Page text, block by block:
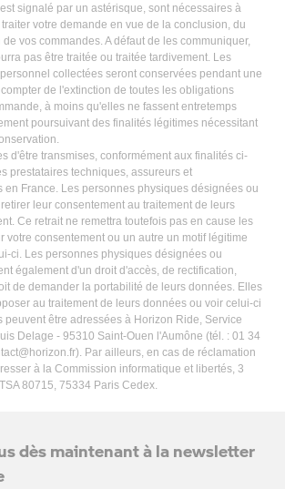
signalé par un astérisque, sont nécessaires à
votre demande en vue de la conclusion, du
vos commandes. A défaut de les communiquer,
pas être traitée ou traitée tardivement. Les
collectées seront conservées pendant une
de l'extinction de toutes les obligations
à moins qu'elles ne fassent entretemps
poursuivant des finalités légitimes nécessitant
d'être transmises, conformément aux finalités ci-
prestataires techniques, assureurs et
en France. Les personnes physiques désignées ou
leur consentement au traitement de leurs
Ce retrait ne remettra toutefois pas en cause les
votre consentement ou un autre un motif légitime
ci. Les personnes physiques désignées ou
également d'un droit d'accès, de rectification,
de demander la portabilité de leurs données. Elles
au traitement de leurs données ou voir celui-ci
peuvent être adressées à Horizon Ride, Service
Delage - 95310 Saint-Ouen l'Aumône (tél. : 01 34
). Par ailleurs, en cas de réclamation
à la Commission informatique et libertés, 3
80715, 75334 Paris Cedex.
dès maintenant à la newsletter